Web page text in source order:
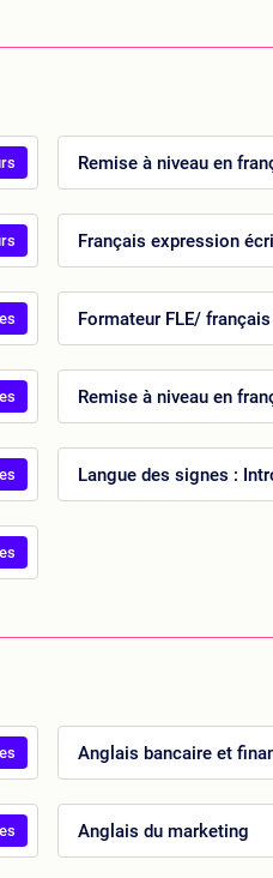
Remise à niveau en
Français expression
Formateur FLE/
Remise à niveau en
Langue des signes :
Anglais bancaire et
Anglais du marketing